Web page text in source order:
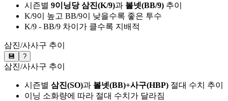
시즌별 9이닝당 삼진(K/9)과 볼넷(BB/9) 추이
K/9이 높고 BB/9이 낮을수록 좋은 투수
K/9 - BB/9 차이가 클수록 지배적
삼진/사사구 추이
💾 ?
삼진/사사구 추이
시즌별 삼진(SO)과 볼넷(BB)+사구(HBP) 절대 수치 추이
이닝 소화량에 따라 절대 수치가 달라짐